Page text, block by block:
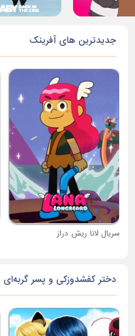
جدیدترین های آفرینک
سریال لانا ریش دراز
دختر کفشدوزکی و پسر گربه‌ای